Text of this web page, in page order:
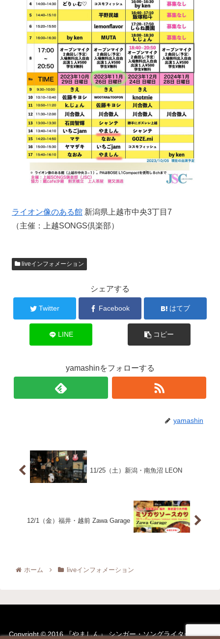
ライオン像のある館 新潟県上越市中央3丁目7
（主催：上越SONGS倶楽部）
liveインフォメーション
シェアする
Twitter Facebook はてブ
LINE コピー
yamashinをフォローする
yamashin
11/25（土）新潟・南魚沼 LEON
12/1（金）福井・越前 Zawa Garage
ホーム liveインフォメーション
Copyright © 2016 『やましん』 シンガー・ソングライター・ギタ